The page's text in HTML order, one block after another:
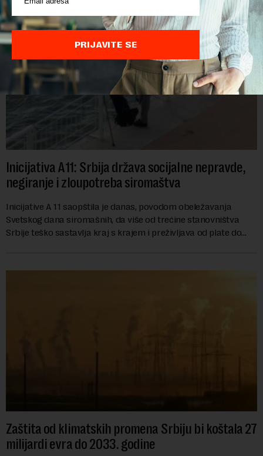
Inicijativa A11: Srbija država socijalne nepravde,
negiranje i zloupotreba siromaštva
Inicijative A 11 saopštila je danas, povodom obeležavanja
Svetskog dana siromašnih, da više od trećine stanovništva
Srbije teško sastavlja kraj s krajem i preživljava od plate do
Zaštita od klimatskih promena Srbiju bi koštala 27
milijardi evra do 2033. godine
PRIJAVITE SE